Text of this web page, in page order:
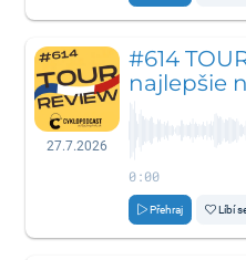
27.7.2026
#614
najlepšie
0:00
Přehraj Líbí